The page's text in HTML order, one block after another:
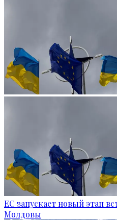
ЕС запускает новый этап
Молдовы